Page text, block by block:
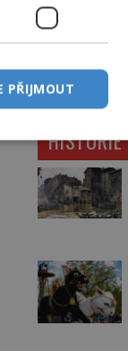
HISTORIE
PŘIJMOUT